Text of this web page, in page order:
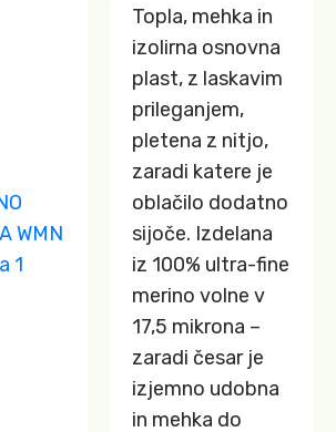
Topla, mehka in
izolirna osnovna
plast, z laskavim
prileganjem,
pletena z nitjo,
zaradi katere je
oblačilo dodatno
sijoče. Izdelana
iz 100% ultra-fine
merino volne v
17,5 mikrona –
zaradi česar je
izjemno udobna
in mehka do